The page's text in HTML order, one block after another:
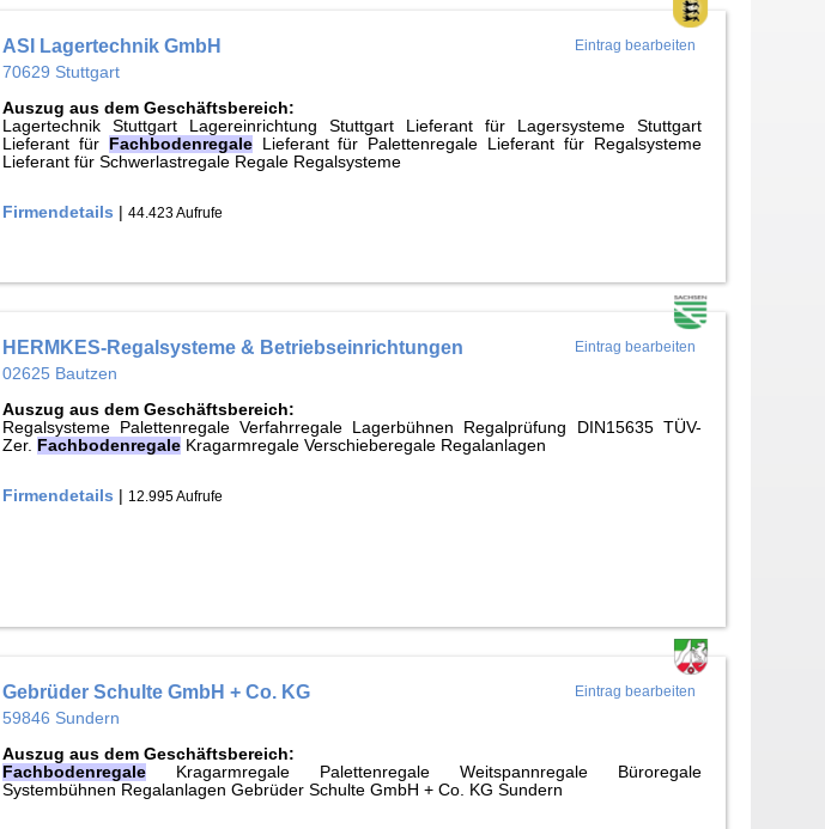
Eintrag bearbeiten
ASI Lagertechnik GmbH
70629 Stuttgart
Auszug aus dem Geschäftsbereich:
Lagertechnik Stuttgart Lagereinrichtung Stuttgart Lieferant für Lagersysteme Stuttgart
Lieferant für
FachbodenregaleLieferant für Palettenregale Lieferant für Regalsysteme
Lieferant für Schwerlastregale Regale Regalsysteme
Firmendetails |44.423 Aufrufe
Eintrag bearbeiten
HERMKES-Regalsysteme & Betriebseinrichtungen
02625 Bautzen
Auszug aus dem Geschäftsbereich:
Regalsysteme Palettenregale Verfahrregale Lagerbühnen Regalprüfung DIN15635 TÜV-
Zer.
Fachbodenregale Kragarmregale Verschieberegale Regalanlagen
Firmendetails 12.995 Aufrufe
Eintrag bearbeiten
Gebrüder Schulte GmbH + Co. KG
59846 Sundern
Auszug aus dem Geschäftsbereich:
Fachbodenregale Kragarmregale Palettenregale Weitspannregale Büroregale
Systembühnen Regalanlagen Gebrüder Schulte GmbH + Co. KG Sundern